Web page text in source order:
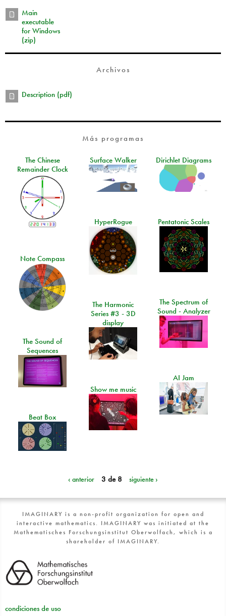
Main
executable
for Windows
(zip)
Archivos
Description (pdf)
Más programas
The Chinese
Remainder Clock
Surface Walker Dirichlet Diagrams
HyperRogue Pentatonic Scales
Note Compass
The Spectrum of
Sound - Analyzer
The Harmonic
Series #3 - 3D
display
The Sound of
Sequences
AI Jam
Show me music
Beat Box
‹ anterior 3 de 8 siguiente ›
IMAGINARY is a non-profit organization for open and
interactive mathematics. IMAGINARY was initiated at the
Mathematisches Forschungsinstitut Oberwolfach, which is a
shareholder of IMAGINARY.
condiciones de uso